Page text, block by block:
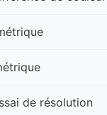
de résolution